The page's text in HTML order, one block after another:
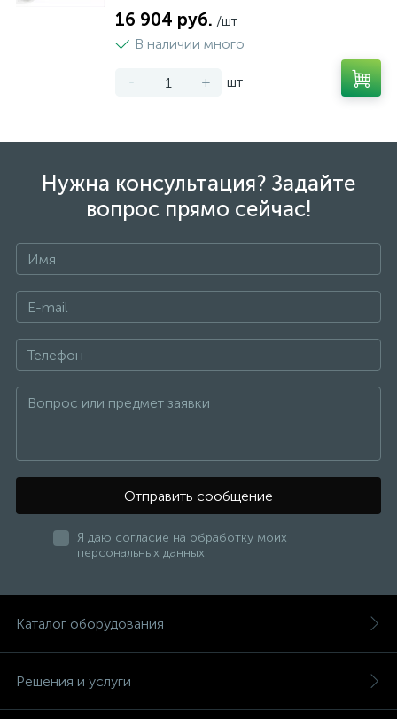
16 904 руб. /шт
В наличии много
- + шт
Нужна консультация? Задайте
вопрос прямо сейчас!
Отправить сообщение
Я даю согласие на обработку моих
персональных данных
Каталог оборудования
Решения и услуги